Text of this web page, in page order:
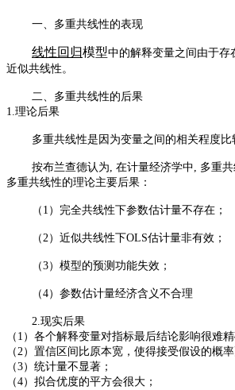
一、多重共线性的表现
线性回归模型中的解释变量之间由于存
近似共线性。
二、多重共线性的后果
1.理论后果
多重共线性是因为变量之间的相关程度比
按布兰查德认为, 在计量经济学中, 多重
多重共线性的理论主要后果：
（1）完全共线性下参数估计量不存在；
（2）近似共线性下OLS估计量非有效；
（3）模型的预测功能失效；
（4）参数估计量经济含义不合理
2.现实后果
（1）各个解释变量对指标最后结论影响很难精
（2）置信区间比原本宽，使得接受假设的概率
（3）统计量不显著；
（4）拟合优度的平方会很大；